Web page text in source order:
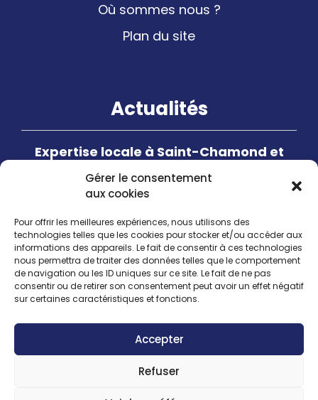
Gérer le consentement
aux cookies
Pour offrir les meilleures expériences, nous utilisons des
technologies telles que les cookies pour stocker et/ou accéder aux
informations des appareils. Le fait de consentir à ces technologies
nous permettra de traiter des données telles que le comportement
de navigation ou les ID uniques sur ce site. Le fait de ne pas
consentir ou de retirer son consentement peut avoir un effet négatif
sur certaines caractéristiques et fonctions.
Accepter
Refuser
Où sommes nous ?
Plan du site
Actualités
Expertise locale à Saint-Chamond et
Saint-Étienne dans la recherche et
réparation de fuites
Optimisez votre confort avec les
pompes à chaleur air-eau
© 2023 FLUIDUM ÉNERGIE